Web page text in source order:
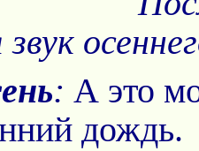
:А это
дождь.